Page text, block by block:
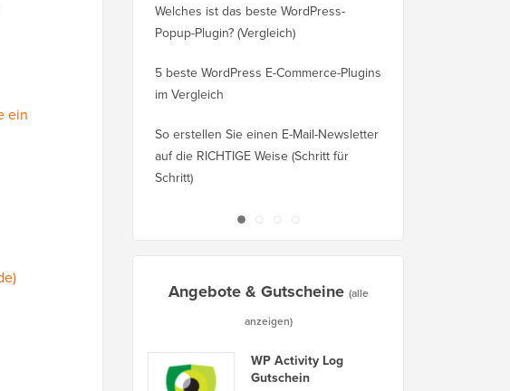
ein
Welches ist das beste WordPress-
Popup-Plugin? (Vergleich)
5 beste WordPress E-Commerce-Plugins
im Vergleich
So erstellen Sie einen E-Mail-Newsletter
auf die RICHTIGE Weise (Schritt für
Schritt)
Angebote & Gutscheine (alle
anzeigen)
WP Activity Log
Gutschein